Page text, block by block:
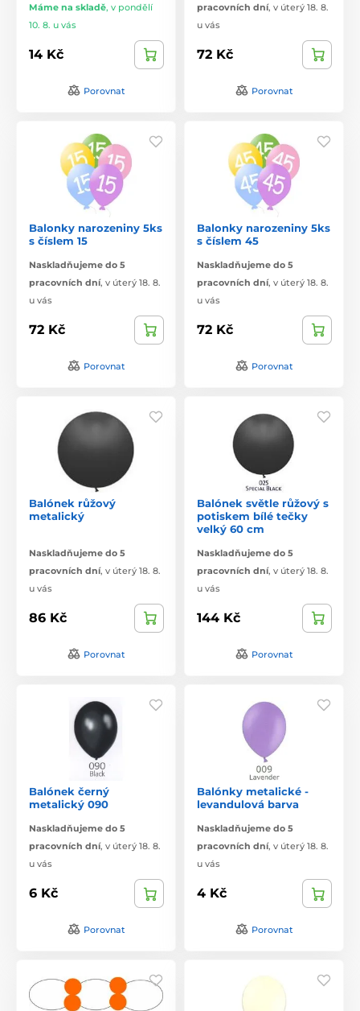
Máme na skladě, v pondělí
10. 8. u vás
14 Kč
Porovnat
pracovních dní, v úterý 18. 8.
u vás
72 Kč
Porovnat
Balonky narozeniny 5ks
s číslem 15
Naskladňujeme do 5
pracovních dní, v úterý 18. 8.
u vás
72 Kč
Porovnat
Balonky narozeniny 5ks
s číslem 45
Naskladňujeme do 5
pracovních dní, v úterý 18. 8.
u vás
72 Kč
Porovnat
Balónek růžový
metalický
Naskladňujeme do 5
pracovních dní, v úterý 18. 8.
u vás
86 Kč
Porovnat
Balónek světle růžový s
potiskem bílé tečky
velký 60 cm
Naskladňujeme do 5
pracovních dní, v úterý 18. 8.
u vás
144 Kč
Porovnat
Balónek černý
metalický 090
Naskladňujeme do 5
pracovních dní, v úterý 18. 8.
u vás
6 Kč
Porovnat
Balónky metalické -
levandulová barva
Naskladňujeme do 5
pracovních dní, v úterý 18. 8.
u vás
4 Kč
Porovnat